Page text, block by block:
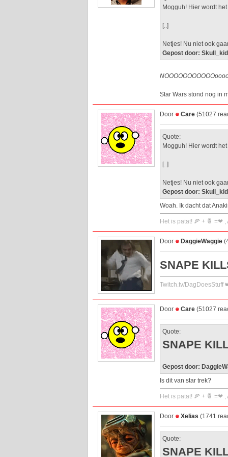
Mogguh! Hier wordt
[..]
Netjes! Nu niet ook
Gepost door:
Star Wars stond nog in
Door Care (51027
Quote:
Mogguh! Hier wordt
[..]
Netjes! Nu niet ook
Gepost door:
Woah. Ik dacht dat
Het is patat! 🍕 + 🍍 =❤
Door DaggieWaggie
SNAPE
Twitch.tv/DagDoesStuff
Door Care (51027
Quote:
SNAPE
Gepost door:
Is dit van star trek?
Het is patat! 🍕 + 🍍 =❤
Door Xelias (1741
Quote:
SNAPE